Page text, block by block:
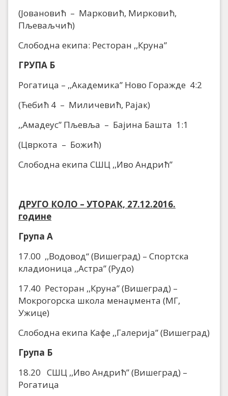
(Јовановић – Марковић, Мирковић,
Пљеваљчић)
Слободна екипа: Ресторан ,,Круна”
ГРУПА Б
Рогатица – ,,Академика” Ново Горажде 4:2
(Ћебић 4 – Миличевић, Рајак)
,,Амадеус” Пљевља – Бајина Башта 1:1
(Цвркота – Божић)
Слободна екипа СШЦ ,,Иво Андрић”
ДРУГО КОЛО – УТОРАК, 27.12.2016.
године
Група А
17.00 ,,Водовод“ (Вишеград) – Спортска
кладионица ,,Астра” (Рудо)
17.40 Ресторан ,,Круна” (Вишеград) –
Мокрогорска школа менаџмента (МГ,
Ужице)
Слободна екипа Кафе ,,Галерија” (Вишеград)
Група Б
18.20 СШЦ ,,Иво Андрић” (Вишеград) –
Рогатица